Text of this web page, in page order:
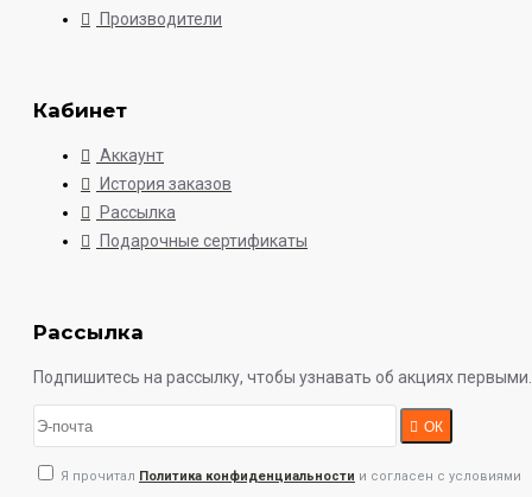
Производители
Кабинет
Аккаунт
История заказов
Рассылка
Подарочные сертификаты
Рассылка
Подпишитесь на рассылку, чтобы узнавать об акциях первыми.
ОК
Я прочитал Политика конфиденциальности и согласен с условиями